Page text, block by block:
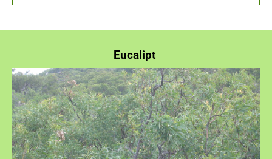
Eucalipt